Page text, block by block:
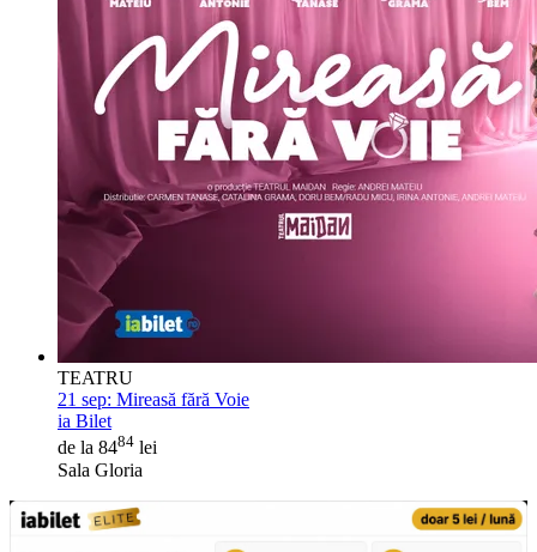
TEATRU
21 sep: Mireasă fără Voie
ia Bilet
de la 8484 lei
Sala Gloria